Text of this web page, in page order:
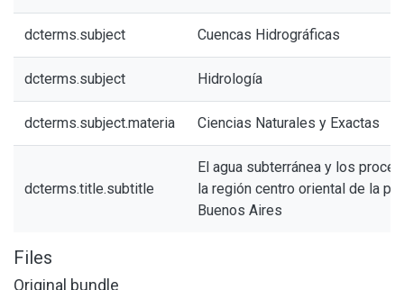
dcterms.subject Cuencas Hidrográficas
dcterms.subject Hidrología
dcterms.subject.materia Ciencias Naturales y Exactas
dcterms.title.subtitle
El agua subterránea y los
la región centro oriental de la
Buenos Aires
Files
Original bundle